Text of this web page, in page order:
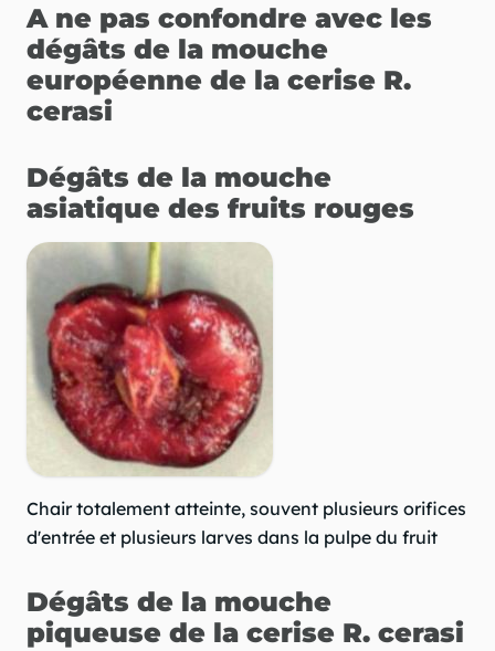
A ne pas confondre avec les
dégâts de la mouche
européenne de la cerise R.
cerasi
Dégâts de la mouche
asiatique des fruits rouges
Chair totalement atteinte, souvent plusieurs orifices
d'entrée et plusieurs larves dans la pulpe du fruit
Dégâts de la mouche
piqueuse de la cerise R. cerasi